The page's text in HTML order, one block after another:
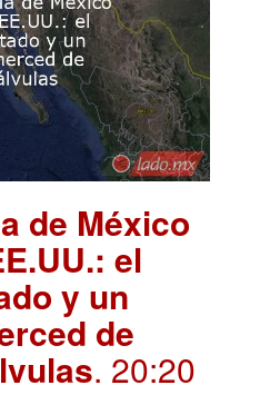
de México
el
y un
de
. 20:20